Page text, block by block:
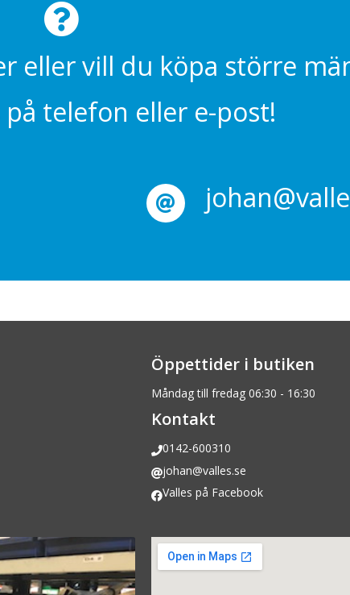
eller vill du köpa större
på telefon eller e-post!
Öppettider i butiken
Måndag till fredag 06:30 - 16:30
Kontakt
0142-600310
johan@valles.se
Valles på Facebook